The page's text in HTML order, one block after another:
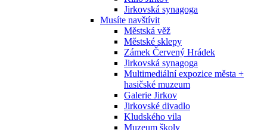
Jirkovská synagoga
Musíte navštívit
Městská věž
Městské sklepy
Zámek Červený Hrádek
Jirkovská synagoga
Multimediální expozice města +
hasičské muzeum
Galerie Jirkov
Jirkovské divadlo
Kludského vila
Muzeum školy